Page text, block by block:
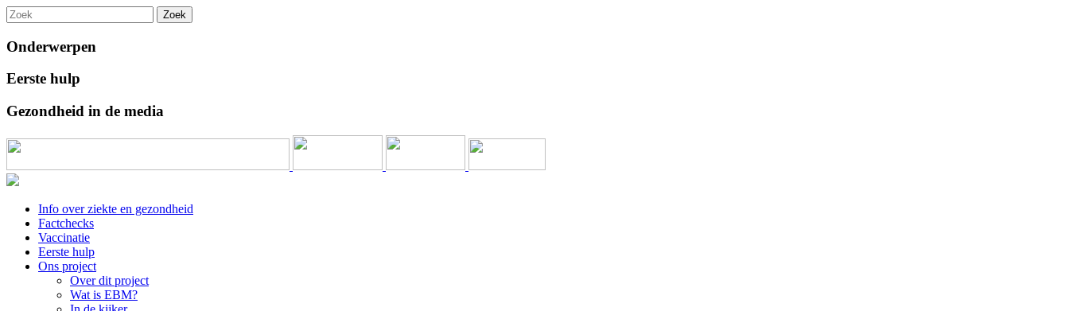
Zoek
Onderwerpen
Eerste hulp
Gezondheid in de media
Info over ziekte en gezondheid
Factchecks
Vaccinatie
Eerste hulp
Ons project
Over dit project
Wat is EBM?